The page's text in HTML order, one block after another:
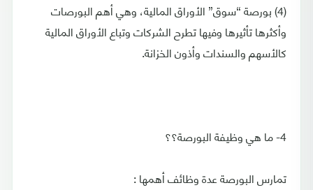
(4) بورصة “سوق” الأوراق المالية، وهي أهم البورصات
وأكثرها تأثيرها وفيها تطرح الشركات وتباع الأوراق المالية
كالأسهم والسندات وأذون الخزانة.
4- ما هي وظيفة البورصة؟؟
تمارس البورصة عدة وظائف أهمها :